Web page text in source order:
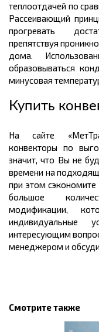
теплоотдачей по
Рассеивающий
прогревать
препятствуя
дома.
образовываться
минусовая
Купить
На сайте
конвекторы по
значит, что Вы не
времени на
при этом
большое
модификации,
индивидуальные
интересующим
менеджером и
Смотрите также